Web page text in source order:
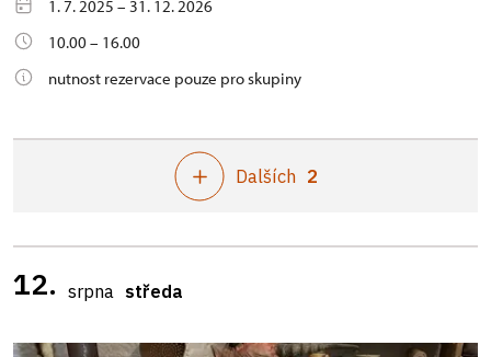
1. 7. 2025 – 31. 12. 2026
10.00 – 16.00
nutnost rezervace pouze pro skupiny
Dalších 2
12. srpna středa